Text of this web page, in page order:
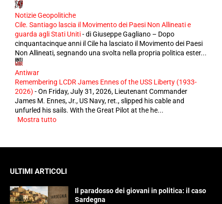
Notizie Geopolitiche
Cile. Santiago lascia il Movimento dei Paesi Non Allineati e
guarda agli Stati Uniti-di Giuseppe Gagliano – Dopo
cinquantacinque anni il Cile ha lasciato il Movimento dei Paesi
Non Allineati, segnando una svolta nella propria politica ester...
Antiwar
Remembering LCDR James Ennes of the USS Liberty (1933-
2026) -On Friday, July 31, 2026, Lieutenant Commander
James M. Ennes, Jr., US Navy, ret., slipped his cable and
unfurled his sails. With the Great Pilot at the he...
Mostra tutto
ULTIMI ARTICOLI
Il paradosso dei giovani in politica: il caso
Sardegna